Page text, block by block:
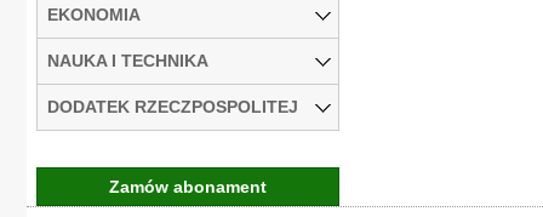
EKONOMIA
NAUKA I TECHNIKA
DODATEK RZECZPOSPOLITEJ
Zamów abonament